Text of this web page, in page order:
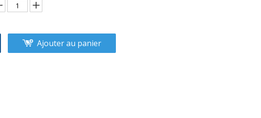
Ajouter au panier